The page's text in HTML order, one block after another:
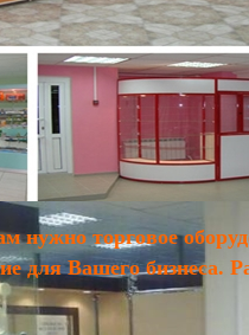
торговое
для Вашего бизнеса.